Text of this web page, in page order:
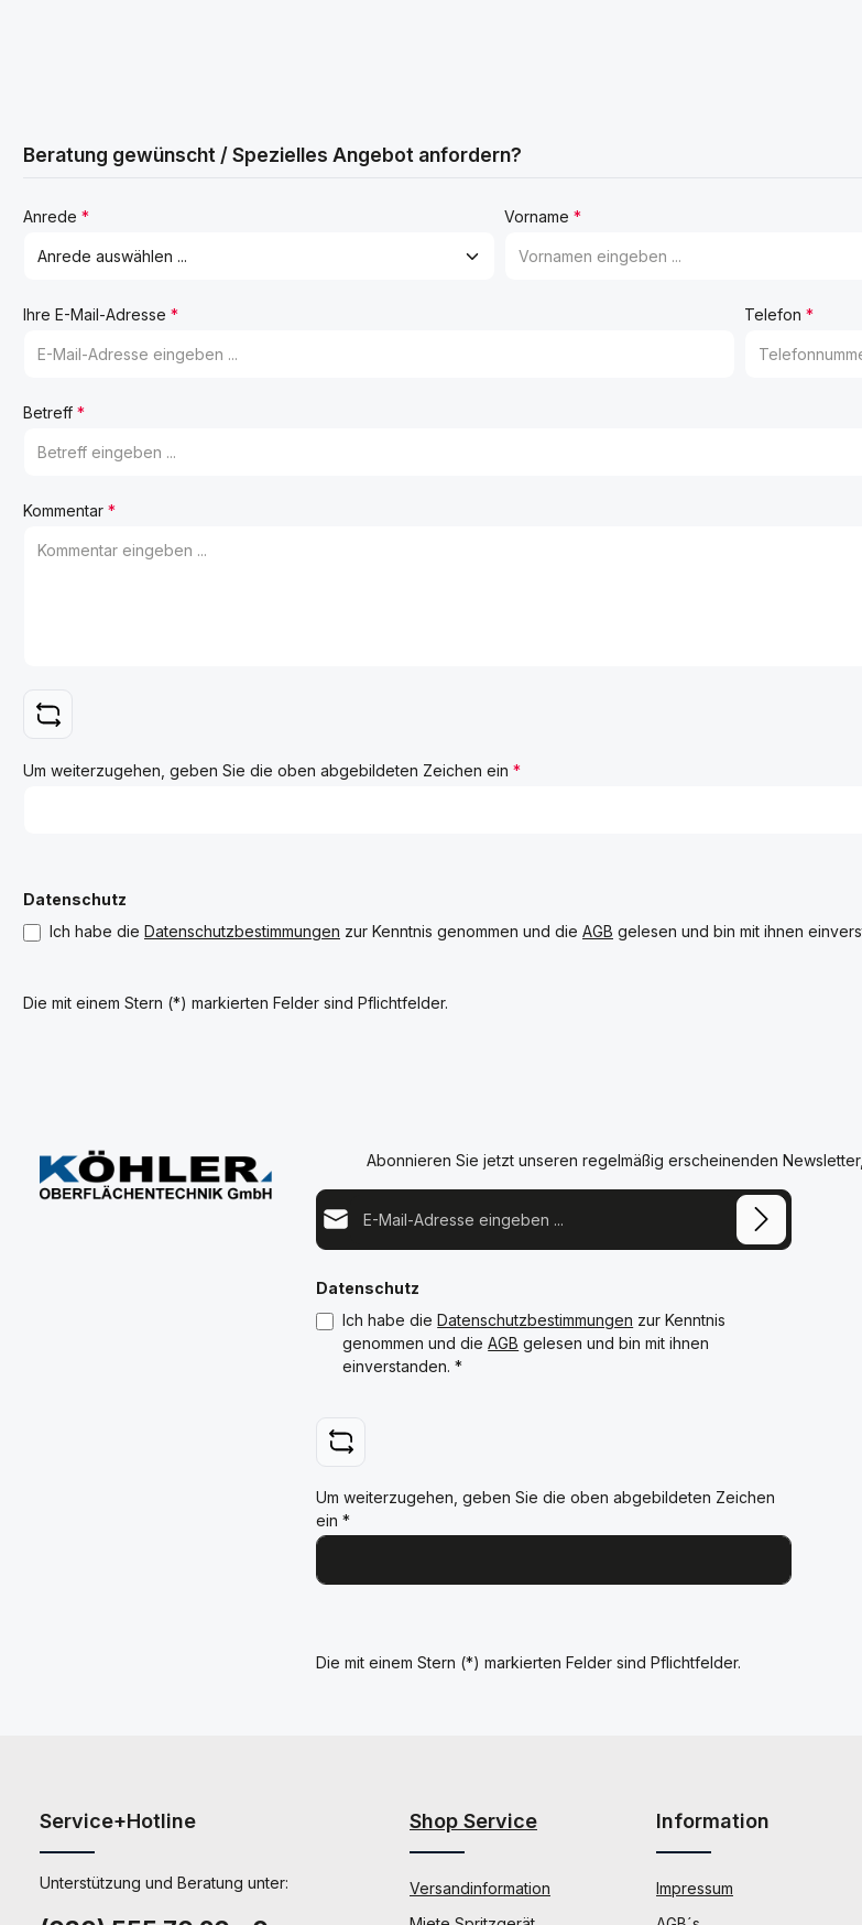
Beratung gewünscht / Spezielles Angebot anfordern?
Anrede * Vorname *
Ihre E-Mail-Adresse * Telefon *
Betreff *
Kommentar *
Um weiterzugehen, geben Sie die oben abgebildeten Zeichen ein *
Datenschutz
Ich habe die Datenschutzbestimmungen zur Kenntnis genommen und die AGB gelesen und bin mit ihnen
Die mit einem Stern (*) markierten Felder sind Pflichtfelder.
Abonnieren Sie jetzt unseren regelmäßig erscheinenden
E-Mail-Adresse*
Datenschutz
Ich habe dieDatenschutzbestimmungen zur Kenntnis
genommen und dieAGB gelesen und bin mit ihnen
einverstanden.*
Um weiterzugehen, geben Sie die oben abgebildeten Zeichen
ein*
Die mit einem Stern (*) markierten Felder sind Pflichtfelder.
Service+Hotline
Unterstützung und Beratung unter:
Shop Service
Versandinformation
Information
Impressum